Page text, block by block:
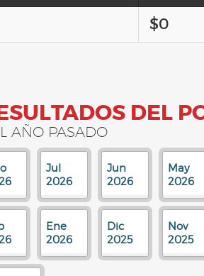
$0
DEL
AÑO PASADO
Jul
2026
Jun
2026
May
2026
Ene
2026
Dic
2025
Nov
2025